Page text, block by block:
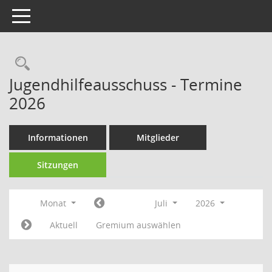
Toggle navigation
Rechercheauswahl
Jugendhilfeausschuss - Termine
2026
Informationen Mitglieder
Sitzungen
Monat Juli
2026
Aktuell
Gremium auswählen